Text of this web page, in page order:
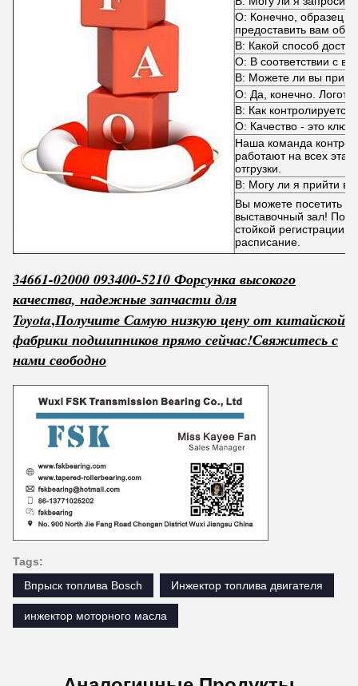
О: Конечно, образец
предоставить вам
В: Какой способ
О: В соответствии с
В: Можете ли вы
О: Да, конечно.
В: Как контролируется
О: Качество - это ключ!
Наша команда
работают на всех
отгрузки.
В: Могу ли я прийти в
Вы можете посетить
выставочный зал!
стойкой регистрации,
расписание.
34661-02000 093400-5210 Форсунка высокого
качества, надежные запчасти для
Toyota,Получите Самую низкую цену от китайской
фабрики подшипников прямо сейчас!Свяжитесь с
нами свободно
Tags:
Впрыск топлива Bosch
Инжектор топлива двигателя
инжектор моторного масла